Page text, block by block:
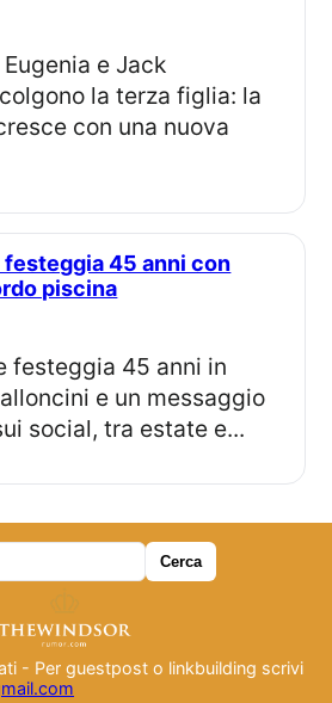
la terza figlia: la
con una nuova
piscina
e un messaggio
social, tra estate e...
- Per guestpost o linkbuilding scrivi